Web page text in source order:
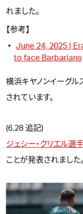
れました。
【参考】
June 24, 2025 |
to face Barbarians
横浜キヤノンイーグル
されています。
(6.28 追記)
ジェシー・クリエル選
ことが発表されました。